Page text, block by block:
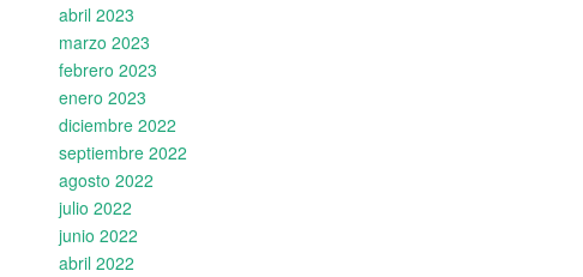
abril 2023
marzo 2023
febrero 2023
enero 2023
diciembre 2022
septiembre 2022
agosto 2022
julio 2022
junio 2022
abril 2022